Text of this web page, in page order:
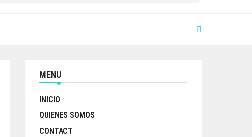
MENU
INICIO
QUIENES SOMOS
CONTACT